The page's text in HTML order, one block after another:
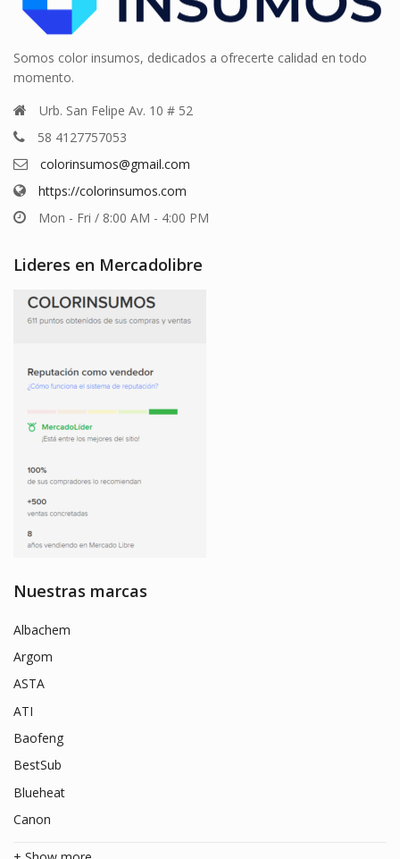
Somos color insumos, dedicados a ofrecerte calidad en todo
momento.
Urb. San Felipe Av. 10 # 52
58 4127757053
colorinsumos@gmail.com
https://colorinsumos.com
Mon - Fri / 8:00 AM - 4:00 PM
Lideres en Mercadolibre
Nuestras marcas
Albachem
Argom
ASTA
ATI
Baofeng
BestSub
Blueheat
Canon